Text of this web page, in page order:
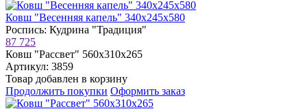
Ковш "Весенняя капель" 340х245х580
Роспись: Кудрина "Традиция"
87 725
Ковш "Рассвет" 560х310х265
Артикул: 3859
Товар добавлен в корзину
Продолжить покупки Оформить заказ